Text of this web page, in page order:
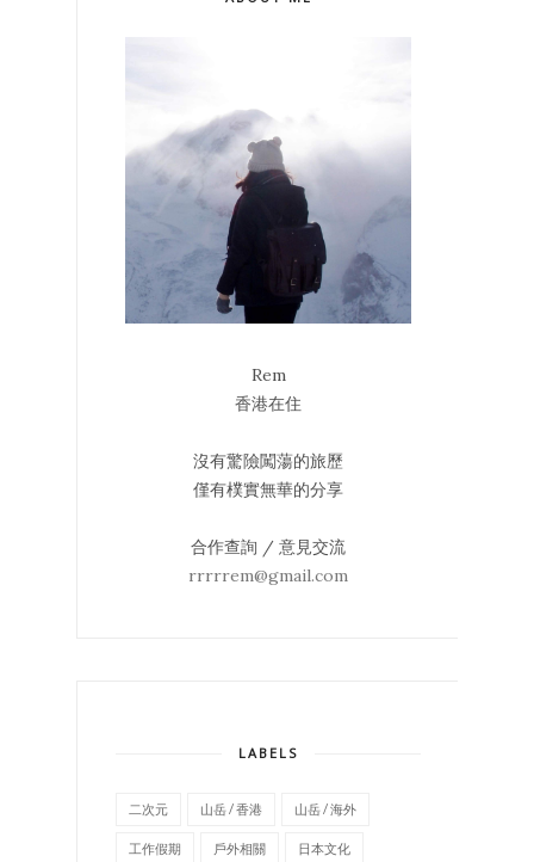
Rem
香港在住
沒有驚險闖蕩的旅歷
僅有樸實無華的分享
合作查詢 / 意見交流
rrrrrem@gmail.com
LABELS
二次元 山岳 / 香港 山岳 / 海外
工作假期 戶外相關 日本文化